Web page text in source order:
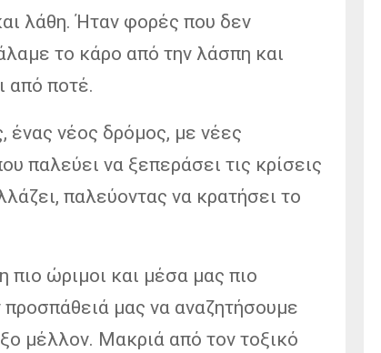
λάθη. Ήταν φορές που δεν
το κάρο από την λάσπη και
από ποτέ.
ένας νέος δρόμος, με νέες
παλεύει να ξεπεράσει τις κρίσεις
παλεύοντας να κρατήσει το
πιο ώριμοι και μέσα μας πιο
προσπάθειά μας να αναζητήσουμε
μέλλον. Μακριά από τον τοξικό